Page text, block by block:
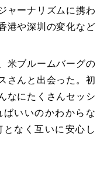
ャーナリズムに携わ
港や深圳の変化など
米ブルームバーグの
さんと出会った。初
なにたくさんセッシ
ばいいのかわからな
なく互いに安心し